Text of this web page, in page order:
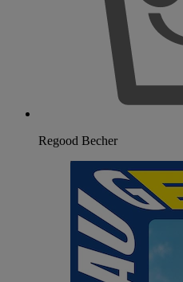
Regood Becher